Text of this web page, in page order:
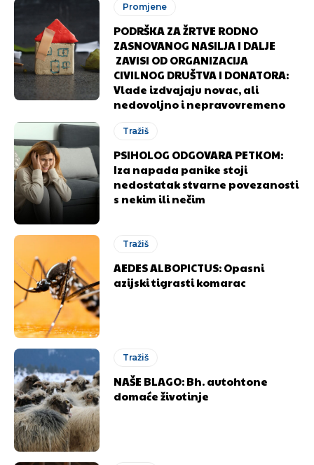
Promjene
PODRŠKA ZA ŽRTVE RODNO
ZASNOVANOG NASILJA I DALJE
ZAVISI OD ORGANIZACIJA
CIVILNOG DRUŠTVA I DONATORA:
Vlade izdvajaju novac, ali
nedovoljno i nepravovremeno
Tražiš
PSIHOLOG ODGOVARA PETKOM:
Iza napada panike stoji
nedostatak stvarne povezanosti
s nekim ili nečim
Tražiš
AEDES ALBOPICTUS: Opasni
azijski tigrasti komarac
Tražiš
NAŠE BLAGO: Bh. autohtone
domaće životinje